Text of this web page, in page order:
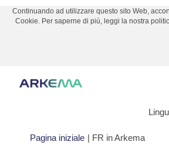
Continuando ad utilizzare questo sito Web,
Cookie. Per saperne di più, leggi la nostra
Pagina iniziale | FR in Arkema(pagina